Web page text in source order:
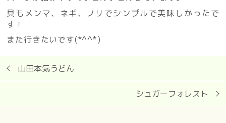
具もメンマ、ネギ、ノリでシンプルで美味しかったで
す！
また行きたいです(*^^*)
山田本気うどん
シュガーフォレスト